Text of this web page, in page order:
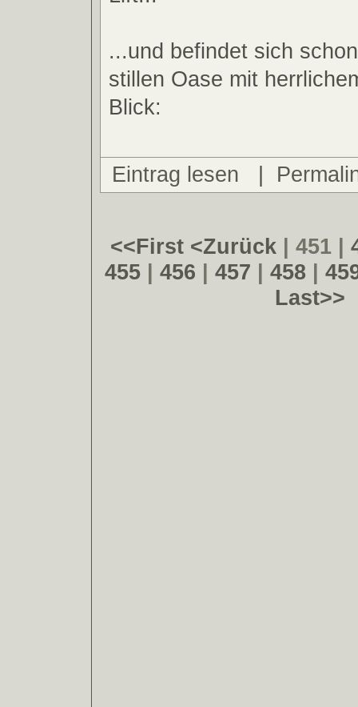
...und befindet sich
stillen Oase mit
Blick:
Eintrag lesen |
<<First <Zurück | 451 |
455 | 456 | 457 | 458 |
Last>>